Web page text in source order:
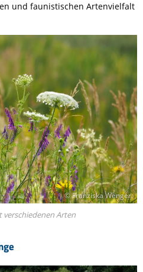
und faunistischen Artenvielfalt
© Franziska Wenger
verschiedenen Arten